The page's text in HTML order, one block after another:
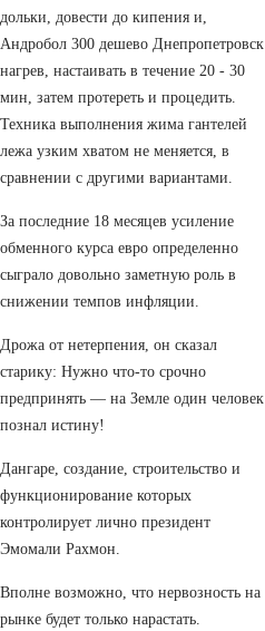
дольки, довести до кипения и,
Андробол 300 дешево Днепропетровск
нагрев, настаивать в течение 20 - 30
мин, затем протереть и процедить.
Техника выполнения жима гантелей
лежа узким хватом не меняется, в
сравнении с другими вариантами.
За последние 18 месяцев усиление
обменного курса евро определенно
сыграло довольно заметную роль в
снижении темпов инфляции.
Дрожа от нетерпения, он сказал
старику: Нужно что-то срочно
предпринять — на Земле один человек
познал истину!
Дангаре, создание, строительство и
функционирование которых
контролирует лично президент
Эмомали Рахмон.
Вполне возможно, что нервозность на
рынке будет только нарастать.